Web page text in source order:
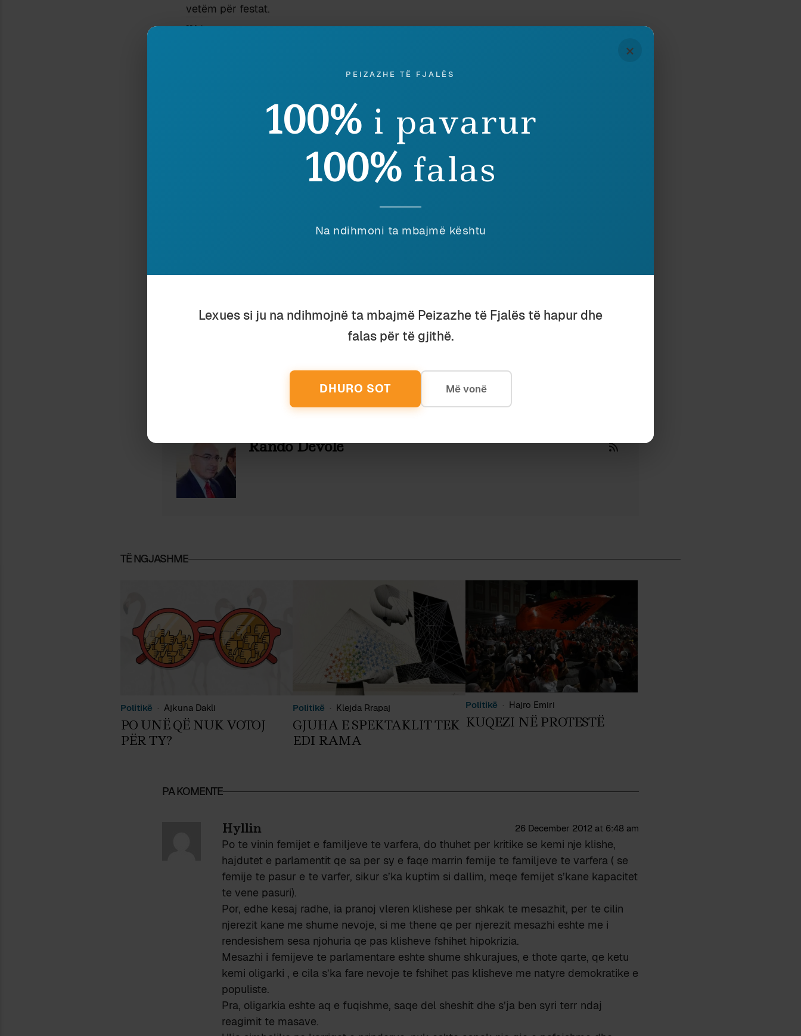
vetëm për festat.
Ndaje:
20 July 2011
In "Gjuhësi"
In "Politikë"
Discover more from Peizazhe të fjalës
SHPËRNDAJ Ruaj
Nëse ju pëlqeu ky shkrim, lutemi konsideroni të dhuroni diçka nëpërmjet butonit,
Rando Devole
TË NGJASHME
Politikë Ajkuna Dakli
PO UNË QË NUK VOTOJ
PËR TY?
Politikë Klejda Rrapaj
GJUHA E SPEKTAKLIT TEK
EDI RAMA
Politikë Hajro Emiri
KUQEZI NË PROTESTË
PA KOMENTE
Hyllin 26 December 2012 at 6:48 am
Po te vinin femijet e familjeve te varfera, do thuhet per kritike se kemi nje klishe,
hajdutet e parlamentit qe sa per sy e faqe marrin femije te familjeve te varfera ( se
femije te pasur e te varfer, sikur s’ka kuptim si dallim, meqe femijet s’kane kapacitet
te vene pasuri).
Por, edhe kesaj radhe, ia pranoj vleren klishese per shkak te mesazhit, per te cilin
njerezit kane me shume nevoje, si me thene qe per njerezit mesazhi eshte me i
rendesishem sesa njohuria qe pas klisheve fshihet hipokrizia.
Mesazhi i femijeve te parlamentare eshte shume shkurajues, e thote qarte, qe ketu
kemi oligarki , e cila s’ka fare nevoje te fshihet pas klisheve me natyre demokratike e
populiste.
Pra, oligarkia eshte aq e fuqishme, saqe del sheshit dhe s’ja ben syri terr ndaj
reagimit te masave.
×
PEIZAZHE TË FJALËS
100% i pavarur
100% falas
Na ndihmoni ta mbajmë kështu
Lexues si ju na ndihmojnë ta mbajmë Peizazhe të Fjalës të hapur dhe
falas për të gjithë.
DHURO SOT Më vonë